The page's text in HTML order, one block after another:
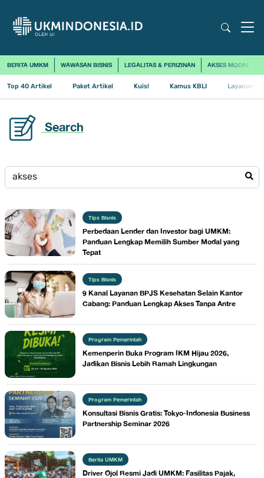
BERITA UMKM WAWASAN BISNIS LEGALITAS & PERIZINAN AKSES MODAL
Top 40 Artikel Paket Artikel Kuis! Kamus KBLI Layanan
Search
Tips Bisnis
Perbedaan Lender dan Investor bagi UMKM:
Panduan Lengkap Memilih Sumber Modal yang
Tepat
Tips Bisnis
9 Kanal Layanan BPJS Kesehatan Selain Kantor
Cabang: Panduan Lengkap Akses Tanpa Antre
Program Pemerintah
Kemenperin Buka Program IKM Hijau 2026,
Jadikan Bisnis Lebih Ramah Lingkungan
Program Pemerintah
Konsultasi Bisnis Gratis: Tokyo-Indonesia Business
Partnership Seminar 2026
Berita UMKM
Driver Ojol Resmi Jadi UMKM: Fasilitas Pajak,